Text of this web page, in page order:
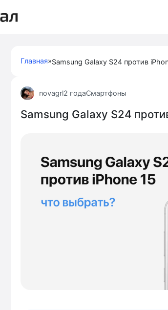
Главная»
novagrl2 годаСмартфоны
Samsung Galaxy S24